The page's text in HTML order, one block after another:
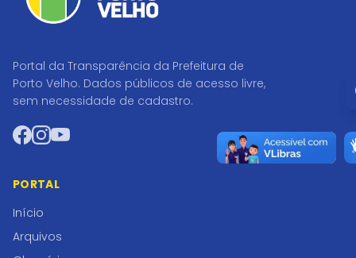
Portal da Transparência da Prefeitura de
Porto Velho. Dados públicos de acesso livre,
sem necessidade de cadastro.
Facebook
Instagram
YouTube
PORTAL
Início
Arquivos